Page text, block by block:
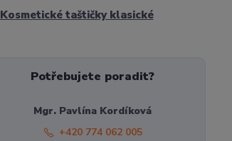
Kosmetické taštičky klasické
Potřebujete poradit?
Mgr. Pavlína Kordíková
+420 774 062 005